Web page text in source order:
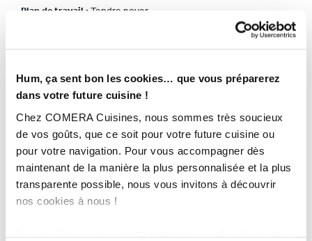
Hum, ça sent bon les cookies… que vous préparerez
dans votre future cuisine !
Chez COMERA Cuisines, nous sommes très soucieux
de vos goûts, que ce soit pour votre future cuisine ou
pour votre navigation. Pour vous accompagner dès
maintenant de la manière la plus personnalisée et la plus
transparente possible, nous vous invitons à découvrir
nos cookies à nous !
Plan de travail : Tendre noyer
Année :2018
Budget : 11 000€
Magasin : COMERA Cuisines à Clermont-Ferrand (63)
COMERA
Rencontrez votre cuisiniste